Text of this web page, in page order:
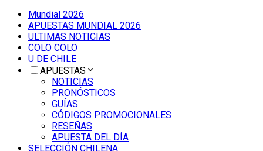
Mundial 2026
APUESTAS MUNDIAL 2026
ULTIMAS NOTICIAS
COLO COLO
U DE CHILE
APUESTAS
NOTICIAS
PRONÓSTICOS
GUÍAS
CÓDIGOS PROMOCIONALES
RESEÑAS
APUESTA DEL DÍA
SELECCIÓN CHILENA